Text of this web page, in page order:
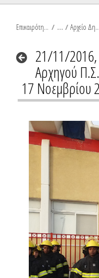
Επικαιρότητα / Αρχείο Δημοσιεύσεων
21/11/2016,
Αρχηγού
17 Νοεμβρίου